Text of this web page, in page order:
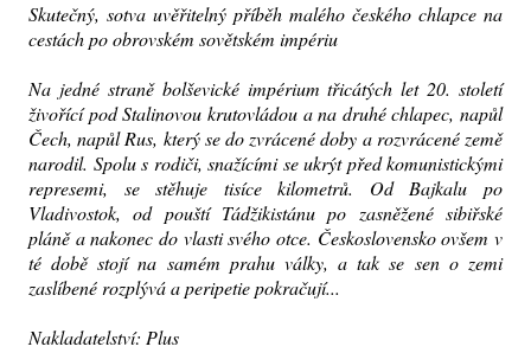
Skutečný, sotva uvěřitelný příběh malého českého chlapce na
cestách po obrovském sovětském impériu
Na jedné straně bolševické impérium třicátých let 20. století
živořící pod Stalinovou krutovládou a na druhé chlapec, napůl
Čech, napůl Rus, který se do zvrácené doby a rozvrácené země
narodil. Spolu s rodiči, snažícími se ukrýt před komunistickými
represemi, se stěhuje tisíce kilometrů. Od Bajkalu po
Vladivostok, od pouští Tádžikistánu po zasněžené sibiřské
pláně a nakonec do vlasti svého otce. Československo ovšem v
té době stojí na samém prahu války, a tak se sen o zemi
zaslíbené rozplývá a peripetie pokračují...
Nakladatelství: Plus